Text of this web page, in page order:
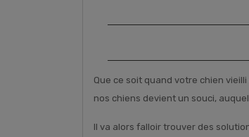
Que ce soit quand votre chien
nos chiens devient un souci,
Il va alors falloir trouver des